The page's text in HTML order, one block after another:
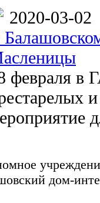
2020-03-02
февраля в
дом-